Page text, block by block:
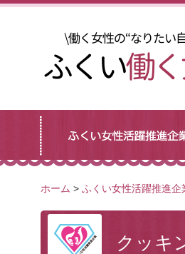
ホーム > ふくい女性活躍推進企
クッキ